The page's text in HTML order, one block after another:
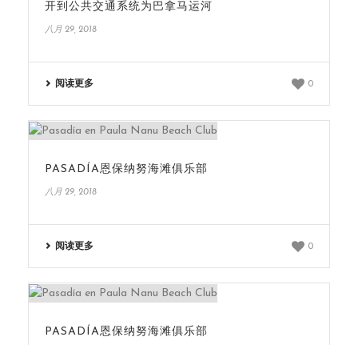
开到公共交通系统为巴拿马运河
八月 29, 2018
阅读更多 0
PASADÍA恩保纳努海滩俱乐部
八月 29, 2018
阅读更多 0
PASADÍA恩保纳努海滩俱乐部